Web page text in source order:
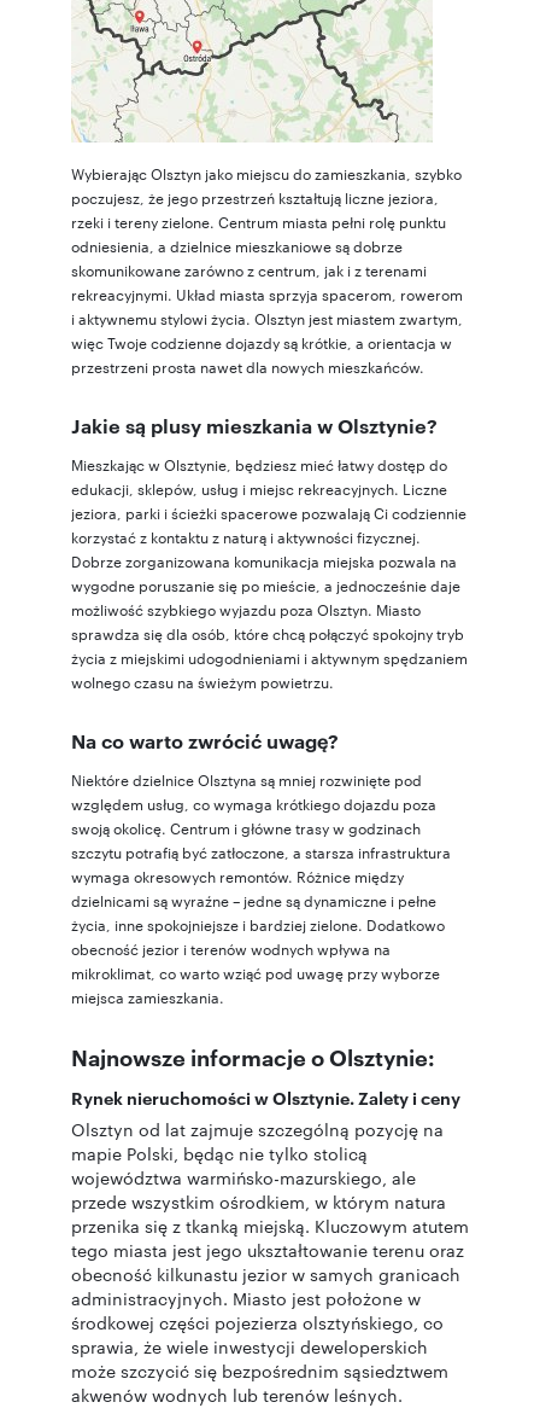
Wybierając Olsztyn jako miejscu do zamieszkania, szybko
poczujesz, że jego przestrzeń kształtują liczne jeziora,
rzeki i tereny zielone. Centrum miasta pełni rolę punktu
odniesienia, a dzielnice mieszkaniowe są dobrze
skomunikowane zarówno z centrum, jak i z terenami
rekreacyjnymi. Układ miasta sprzyja spacerom, rowerom
i aktywnemu stylowi życia. Olsztyn jest miastem zwartym,
więc Twoje codzienne dojazdy są krótkie, a orientacja w
przestrzeni prosta nawet dla nowych mieszkańców.
Jakie są plusy mieszkania w Olsztynie?
Mieszkając w Olsztynie, będziesz mieć łatwy dostęp do
edukacji, sklepów, usług i miejsc rekreacyjnych. Liczne
jeziora, parki i ścieżki spacerowe pozwalają Ci codziennie
korzystać z kontaktu z naturą i aktywności fizycznej.
Dobrze zorganizowana komunikacja miejska pozwala na
wygodne poruszanie się po mieście, a jednocześnie daje
możliwość szybkiego wyjazdu poza Olsztyn. Miasto
sprawdza się dla osób, które chcą połączyć spokojny tryb
życia z miejskimi udogodnieniami i aktywnym spędzaniem
wolnego czasu na świeżym powietrzu.
Na co warto zwrócić uwagę?
Niektóre dzielnice Olsztyna są mniej rozwinięte pod
względem usług, co wymaga krótkiego dojazdu poza
swoją okolicę. Centrum i główne trasy w godzinach
szczytu potrafią być zatłoczone, a starsza infrastruktura
wymaga okresowych remontów. Różnice między
dzielnicami są wyraźne – jedne są dynamiczne i pełne
życia, inne spokojniejsze i bardziej zielone. Dodatkowo
obecność jezior i terenów wodnych wpływa na
mikroklimat, co warto wziąć pod uwagę przy wyborze
miejsca zamieszkania.
Najnowsze informacje o Olsztynie:
Rynek nieruchomości w Olsztynie. Zalety i ceny
Olsztyn od lat zajmuje szczególną pozycję na
mapie Polski, będąc nie tylko stolicą
województwa warmińsko-mazurskiego, ale
przede wszystkim ośrodkiem, w którym natura
przenika się z tkanką miejską. Kluczowym atutem
tego miasta jest jego ukształtowanie terenu oraz
obecność kilkunastu jezior w samych granicach
administracyjnych. Miasto jest położone w
środkowej części pojezierza olsztyńskiego, co
sprawia, że wiele inwestycji deweloperskich
może szczycić się bezpośrednim sąsiedztwem
akwenów wodnych lub terenów leśnych.